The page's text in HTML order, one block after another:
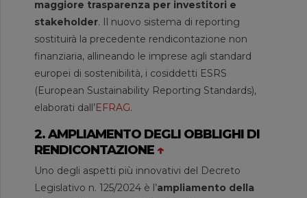
maggiore trasparenza per investitori e
stakeholder. Il nuovo sistema di reporting
sostituirà la precedente rendicontazione non
finanziaria, allineando le imprese agli standard
europei di sostenibilità, i cosiddetti ESRS
(European Sustainability Reporting Standards),
elaborati dall’EFRAG.
2. AMPLIAMENTO DEGLI OBBLIGHI DI
RENDICONTAZIONE ↑
Uno degli aspetti più innovativi del Decreto
Legislativo n. 125/2024 è l’ampliamento della